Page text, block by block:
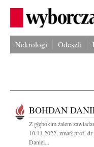
Nekrologi Odeszli
BOHDAN
Z głębokim żalem
10.11.2022, zmarł prof.
Daniel...